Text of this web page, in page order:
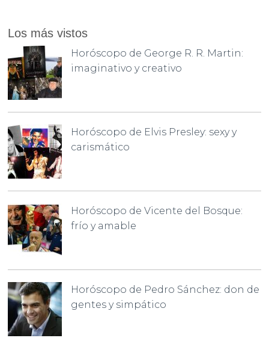
Los más vistos
Horóscopo de George R. R. Martin:
imaginativo y creativo
Horóscopo de Elvis Presley: sexy y
carismático
Horóscopo de Vicente del Bosque:
frío y amable
Horóscopo de Pedro Sánchez: don de
gentes y simpático